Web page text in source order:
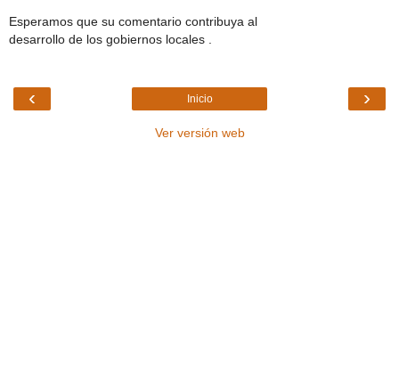
Esperamos que su comentario contribuya al
desarrollo de los gobiernos locales .
‹ ›
Inicio
Ver versión web